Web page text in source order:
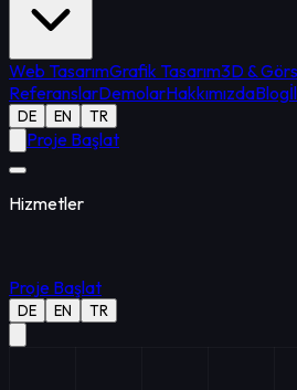
Web TasarımGrafik Tasarım3D &
ReferanslarDemolarHakkımızdaBlog
DE EN TR
Proje Başlat
Hizmetler
Proje Başlat
DE EN TR